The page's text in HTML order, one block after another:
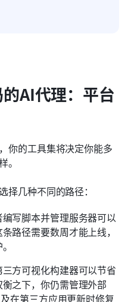
AI代理：平台
你的工具集将决定你能多
。
择几种不同的路径：
写脚本并管理服务器可以
路径需要数周才能上线，
方可视化构建器可以节省
之下，你仍需管理外部
在第三方应用更新时修复